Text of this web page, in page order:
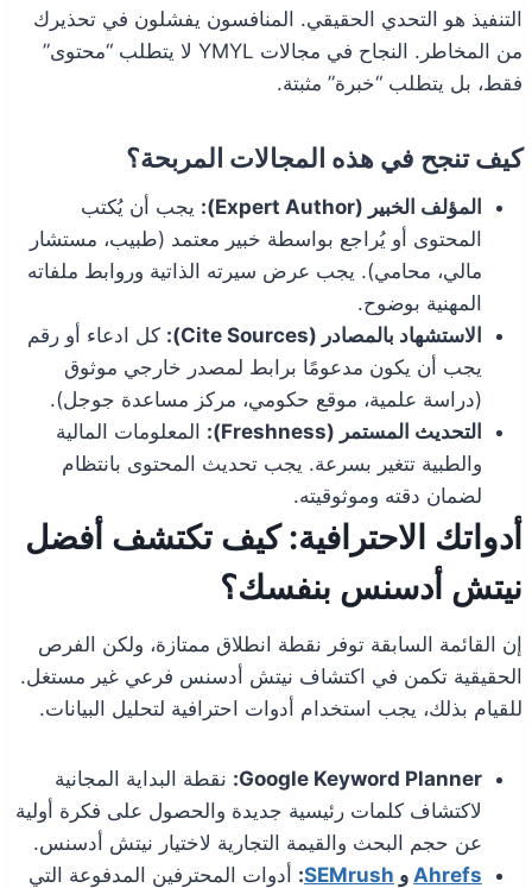
التنفيذ هو التحدي الحقيقي. المنافسون يفشلون في تحذيرك
من المخاطر. النجاح في مجالات YMYL لا يتطلب “محتوى”
فقط، بل يتطلب “خبرة” مثبتة.
كيف تنجح في هذه المجالات المربحة؟
المؤلف الخبير (Expert Author):
يجب أن يُكتب
المحتوى أو يُراجع بواسطة خبير معتمد (طبيب، مستشار
مالي، محامي). يجب عرض سيرته الذاتية وروابط ملفاته
المهنية بوضوح.
الاستشهاد بالمصادر (Cite Sources):
كل ادعاء أو رقم
يجب أن يكون مدعومًا برابط لمصدر خارجي موثوق
(دراسة علمية، موقع حكومي، مركز مساعدة جوجل).
التحديث المستمر (Freshness):
المعلومات المالية
والطبية تتغير بسرعة. يجب تحديث المحتوى بانتظام
لضمان دقته وموثوقيته.
أدواتك الاحترافية: كيف تكتشف أفضل
نيتش أدسنس بنفسك؟
إن القائمة السابقة توفر نقطة انطلاق ممتازة، ولكن الفرص
الحقيقية تكمن في اكتشاف نيتش أدسنس فرعي غير مستغل.
للقيام بذلك، يجب استخدام أدوات احترافية لتحليل البيانات.
Google Keyword Planner: نقطة البداية المجانية
لاكتشاف كلمات رئيسية جديدة والحصول على فكرة أولية
عن حجم البحث والقيمة التجارية لاختيار نيتش أدسنس.
Ahrefs و SEMrush
: أدوات المحترفين المدفوعة التي